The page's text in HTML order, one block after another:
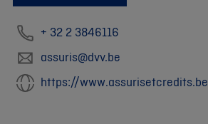
+ 32 2 3846116
assuris@dvv.be
https://www.assurisetcredits.be